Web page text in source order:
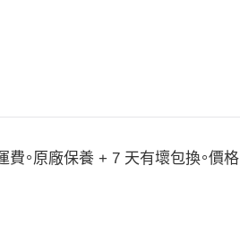
。原廠保養 + 7 天有壞包換。價格